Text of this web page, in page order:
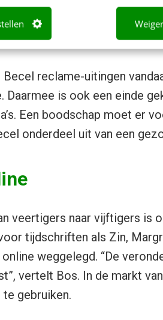
wordt gewezen op
wel, toen leefden
was.”
reclame-uitingen
Daarmee is ook een einde
Een boodschap moet er
onderdeel uit van een
veertigers naar vijftigers is
tijdschriften als Zin,
weggelegd. “De
vertelt Bos. In de markt
gebruiken.